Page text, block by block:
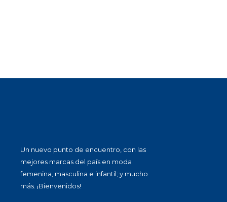
Un nuevo punto de encuentro, con las
mejores marcas del país en moda
femenina, masculina e infantil; y mucho
más. ¡Bienvenidos!